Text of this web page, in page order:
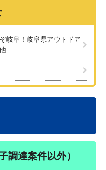
岐阜！岐阜県アウトドア
調達案件以外）